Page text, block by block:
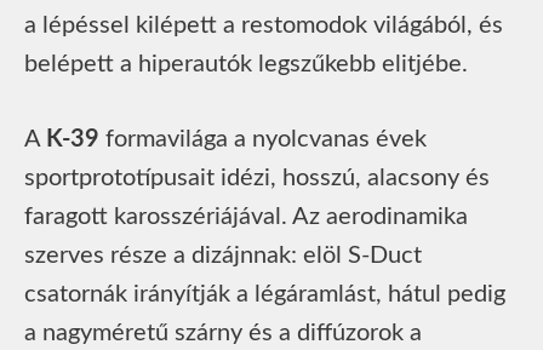
a lépéssel kilépett a restomodok világából, és
belépett a hiperautók legszűkebb elitjébe.
A K-39 formavilága a nyolcvanas évek
sportprototípusait idézi, hosszú, alacsony és
faragott karosszériájával. Az aerodinamika
szerves része a dizájnnak: elöl S-Duct
csatornák irányítják a légáramlást, hátul pedig
a nagyméretű szárny és a diffúzorok a